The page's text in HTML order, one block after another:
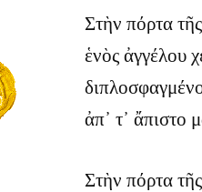
Στὴν πόρτα
ἑνὸς ἀγγέλου
ἀπ᾿ τ᾿ ἄπιστο
Στὴν πόρτα